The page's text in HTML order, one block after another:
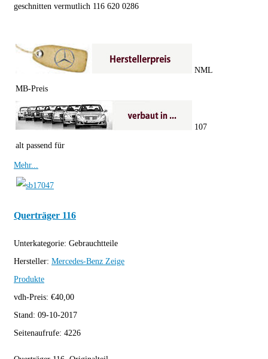
geschnitten vermutlich 116 620 0286
MB-Preis
NML
alt passend für
107
Mehr...
Querträger 116
Unterkategorie: Gebrauchtteile
Hersteller: Mercedes-Benz Zeige
Produkte
vdh-Preis: €40,00
Stand: 09-10-2017
Seitenaufrufe: 4226